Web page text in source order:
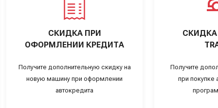
СКИДКА ПРИ
ОФОРМЛЕНИИ КРЕДИТА
Получите дополнительную скидку на
новую машину при оформлении
автокредита
СКИДКА
Получите
при покупке